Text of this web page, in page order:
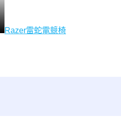
Razer雷蛇電競椅